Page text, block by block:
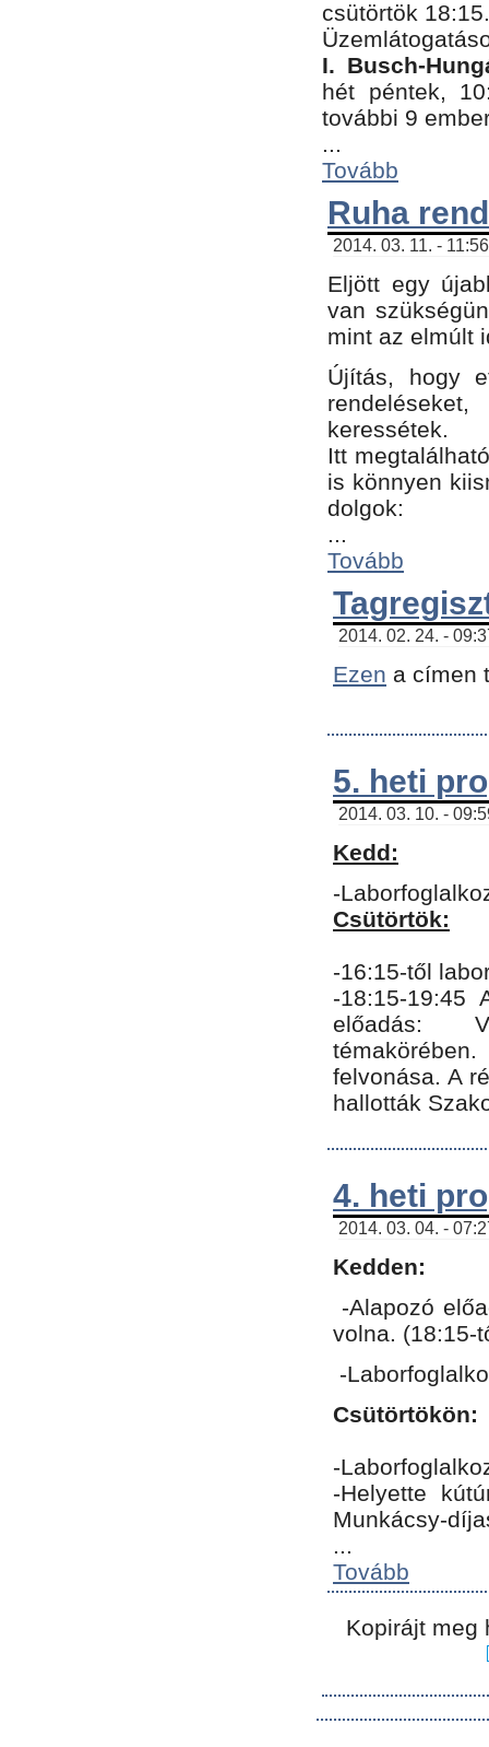
csütörtök 18:15.
I. Busch-
hét péntek,
további 9
...
Tovább
Ruha
2014. 03. 11. -
Eljött egy
van
mint az elmúlt
Újítás, hogy
keressétek.
Itt
is könnyen
dolgok:
...
Tovább
2014. 02. 24. -
Ezen a címen
5. heti
2014. 03. 10. -
Kedd:
-
Csütörtök:
-16:15-től
-18:15-19:45
előadás:
felvonása. A
hallották
4. heti
2014. 03. 04. -
Kedden:
-Alapozó
volna. (18:15-
-
Csütörtökön:
-
-Helyette
Munkácsy-
...
Tovább
Kopirájt meg